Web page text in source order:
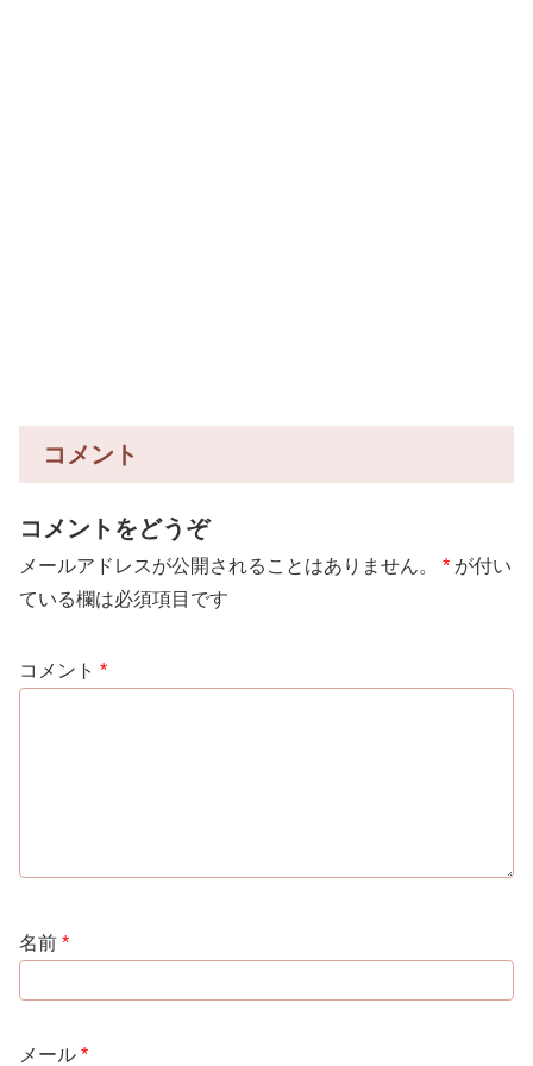
コメント
コメントをどうぞ
メールアドレスが公開されることはありません。 * が付い
ている欄は必須項目です
コメント *
名前 *
メール *